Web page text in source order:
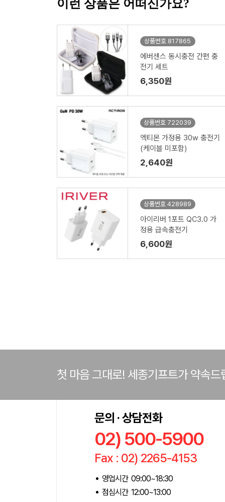
이런 상품은 어떠신가요?
상품번호 817865
에버센스 동시충전 간편 충
전기 세트
6,350원
상품번호 722039
엑티몬 가정용 30w 충전기
(케이블 미포함)
2,640원
상품번호 428989
아이리버 1포트 QC3.0 가
정용 급속충전기
6,600원
첫 마음 그대로! 세종기프트가 약속드
문의 · 상담전화
02) 500-5900
Fax : 02) 2265-4153
영업시간 09:00~18:30
점심시간 12:00~13:00